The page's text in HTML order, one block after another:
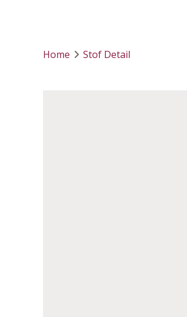
Home Stof Detail